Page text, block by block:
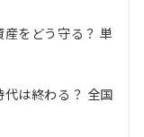
をどう守る？ 単
は終わる？ 全国